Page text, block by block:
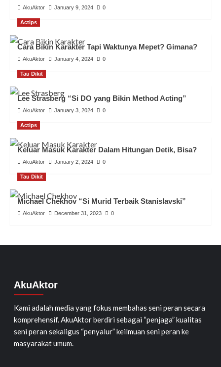
AkuAktor January 9, 2024 0
Actips
Cara Bikin Karakter Tapi Waktunya Mepet? Gimana?
AkuAktor January 4, 2024 0
Tau Dikit
Lee Strasberg “Si DO yang Bikin Method Acting”
AkuAktor January 3, 2024 0
Actips
Keluar Masuk Karakter Dalam Hitungan Detik, Bisa?
AkuAktor January 2, 2024 0
Tau Dikit
Michael Chekhov “Si Murid Terbaik Stanislavski”
AkuAktor December 31, 2023 0
AkuAktor
Kami adalah media yang fokus membahas seni peran secara
komprehensif. AkuAktor berdiri sebagai “penjaga” kualitas
seni peran sekaligus “penyalur” keilmuan seni peran ke
masyarakat umum.